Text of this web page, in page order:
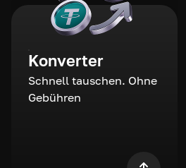
Konverter
Schnell tauschen. Ohne
Gebühren